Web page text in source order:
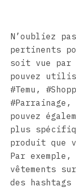
N’oubliez
pertinents
soit vue par
pouvez
#Temu,
#Parrainage,
pouvez
plus
produit que
Par
vêtements
des hashtags